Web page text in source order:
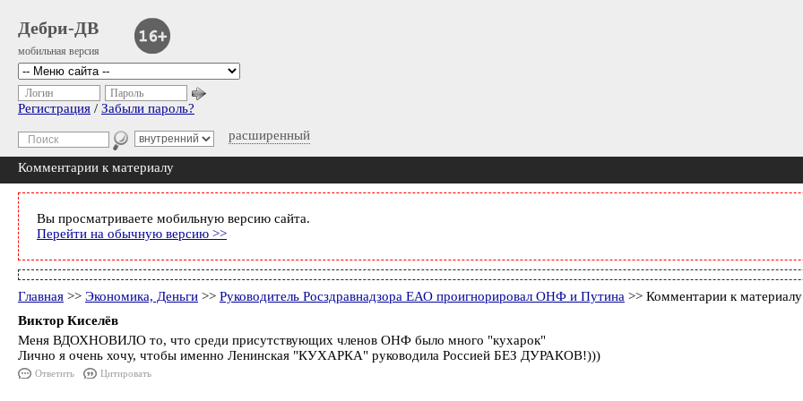
Дебри-ДВ
мобильная версия
расширенный
Логин Пароль
Регистрация / Забыли пароль?
Комментарии к материалу
Вы просматриваете мобильную версию сайта.
Перейти на обычную версию >>
Главная >> Экономика, Деньги >> Руководитель Росздравнадзора ЕАО проигнорировал ОНФ и Путина >> Комментарии к материалу
Виктор Киселёв
Меня ВДОХНОВИЛО то, что среди присутствующих членов ОНФ было много "кухарок"
Лично я очень хочу, чтобы именно Ленинская "КУХАРКА" руководила Россией БЕЗ ДУРАКОВ!)))
Ответить Цитировать